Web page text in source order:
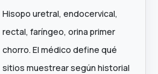
Hisopo uretral, endocervical,
rectal, faríngeo, orina primer
chorro. El médico define qué
sitios muestrear según historial